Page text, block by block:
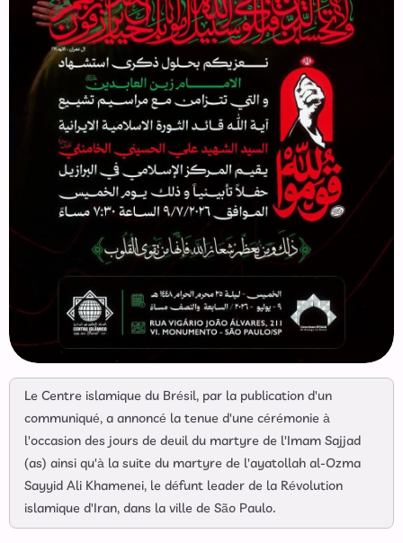
Le Centre islamique du Brésil, par la publication d'un
communiqué, a annoncé la tenue d'une cérémonie à
l'occasion des jours de deuil du martyre de l'Imam Sajjad
(as) ainsi qu'à la suite du martyre de l'ayatollah al-Ozma
Sayyid Ali Khamenei, le défunt leader de la Révolution
islamique d'Iran, dans la ville de São Paulo.